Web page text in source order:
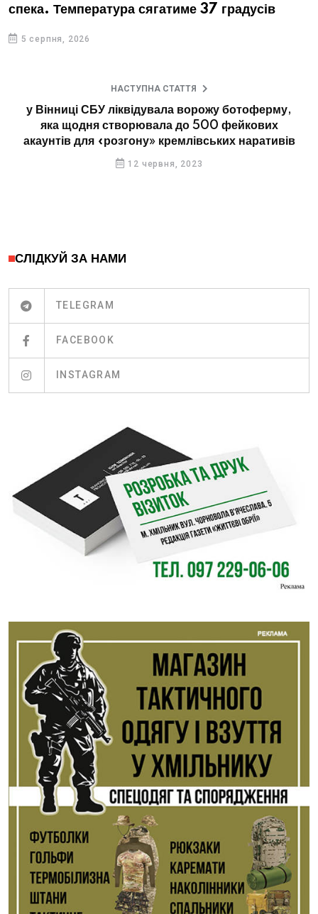
спека. Температура сягатиме 37 градусів
5 серпня, 2026
НАСТУПНА СТАТТЯ
у Вінниці СБУ ліквідувала ворожу ботоферму,
яка щодня створювала до 500 фейкових
акаунтів для «розгону» кремлівських наративів
12 червня, 2023
СЛІДКУЙ ЗА НАМИ
TELEGRAM
FACEBOOK
INSTAGRAM